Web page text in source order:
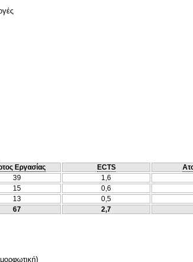
Εργασίας ECTS
39 1,6
15 0,6
13
0,5
67 2,7
)